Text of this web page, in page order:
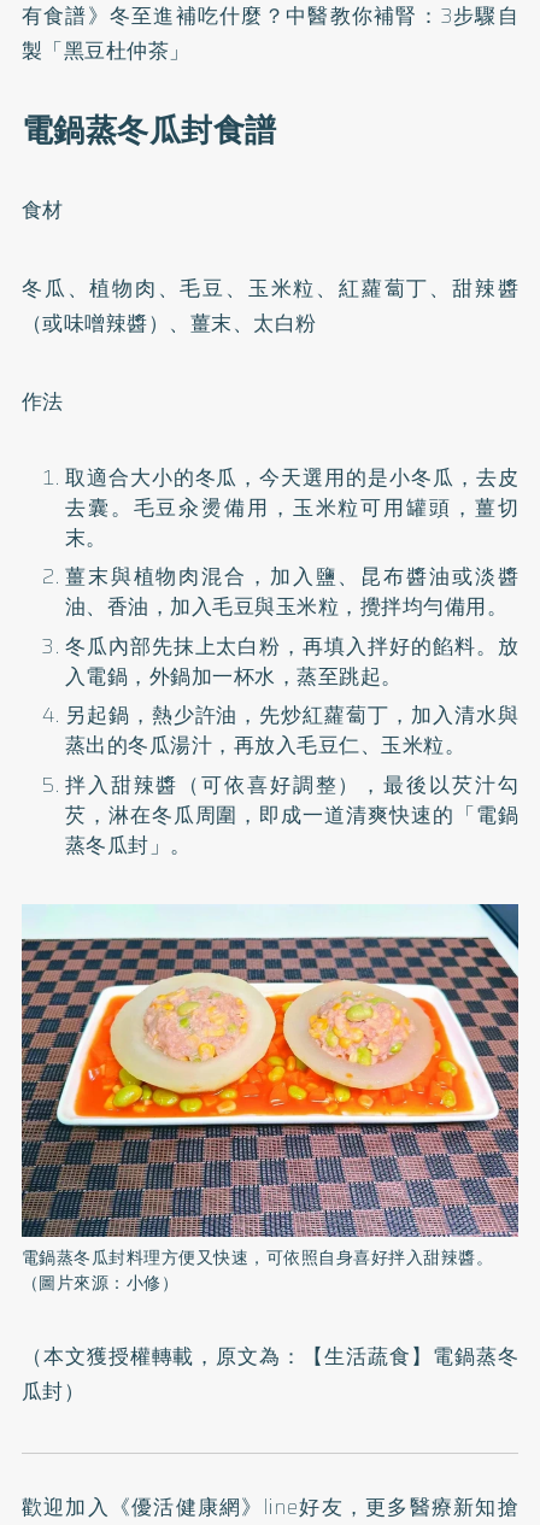
有食譜》冬至進補吃什麼？中醫教你補腎：3步驟自
製「黑豆杜仲茶」
電鍋蒸冬瓜封食譜
食材
冬瓜、植物肉、毛豆、玉米粒、紅蘿蔔丁、甜辣醬
（或味噌辣醬）、薑末、太白粉
作法
取適合大小的冬瓜，今天選用的是小冬瓜，去皮
去囊。毛豆汆燙備用，玉米粒可用罐頭，薑切
末。
薑末與植物肉混合，加入鹽、昆布醬油或淡醬
油、香油，加入毛豆與玉米粒，攪拌均勻備用。
冬瓜內部先抹上太白粉，再填入拌好的餡料。放
入電鍋，外鍋加一杯水，蒸至跳起。
另起鍋，熱少許油，先炒紅蘿蔔丁，加入清水與
蒸出的冬瓜湯汁，再放入毛豆仁、玉米粒。
拌入甜辣醬（可依喜好調整），最後以芡汁勾
芡，淋在冬瓜周圍，即成一道清爽快速的「電鍋
蒸冬瓜封」。
電鍋蒸冬瓜封料理方便又快速，可依照自身喜好拌入甜辣醬。
（圖片來源：小修）
（本文獲授權轉載，原文為：
【生活蔬食】電鍋蒸冬
瓜封）
歡迎加入 《優活健康網》line好友 ，更多醫療新知搶